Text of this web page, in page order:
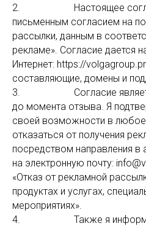
2. Настоящее
письменным согласием на
рассылки, данным в
рекламе». Согласие дается
Интернет: https://
составляющие, домены и
3. Согласие является
до момента отзыва. Я
своей возможности в
отказаться от получения
посредством направления
на электронную почту:
«Отказ от рекламной
продуктах и услугах,
мероприятиях».
4. Также я